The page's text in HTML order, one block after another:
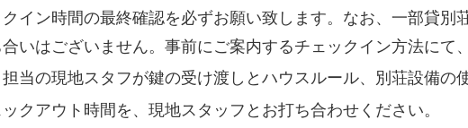
イン時間の最終確認を必ずお願い致します。なお、一部貸別
いはございません。事前にご案内するチェックイン方法にて
当の現地スタフが鍵の受け渡しとハウスルール、別荘設備の
クアウト時間を、現地スタッフとお打ち合わせください。